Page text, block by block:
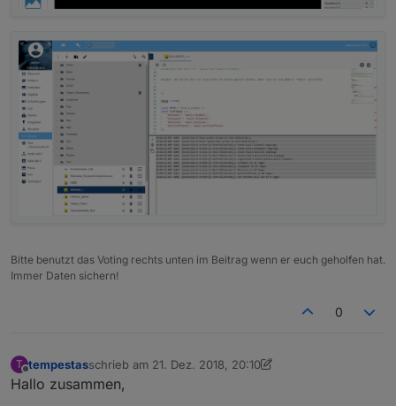
Bitte benutzt das Voting rechts unten im Beitrag wenn er euch geholfen hat.
Immer Daten sichern!
0
T
Offline
tempestasschrieb am 21. Dez. 2018, 20:10
zuletzt editiert von Jey Cee
Hallo zusammen,